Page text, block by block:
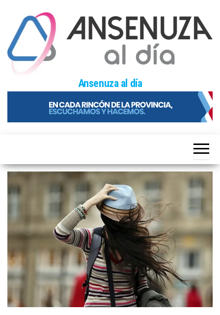
content
Ansenuza al día